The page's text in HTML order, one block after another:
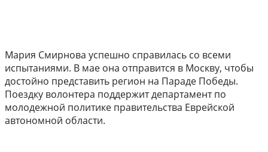
Мария Смирнова успешно справилась со всеми
испытаниями. В мае она отправится в Москву, чтобы
достойно представить регион на Параде Победы.
Поездку волонтера поддержит департамент по
молодежной политике правительства Еврейской
автономной области.